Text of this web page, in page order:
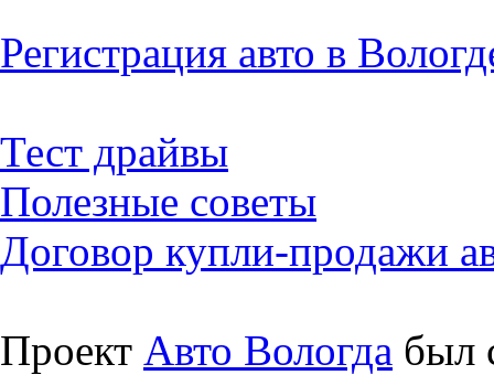
Регистрация авто в
Тест драйвы
Полезные советы
Договор купли-продажи
Проект Авто Вологда был